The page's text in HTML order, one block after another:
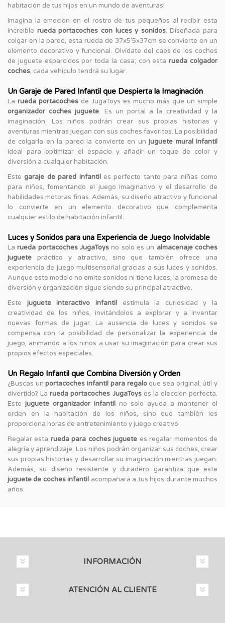
habitación de tus hijos en un mundo de aventuras!
Imagina la emoción en el rostro de tus pequeños al recibir esta
increíble rueda portacoches con luces y sonidos. Diseñada para
colgar en la pared, esta rueda de 37x5'5x37cm se convierte en un
elemento decorativo y funcional. Olvídate del caos de los coches
de juguete esparcidos por toda la casa; con estarueda colgador
coches, cada vehículo tendrá su lugar.
Un Garaje de Pared Infantil que Despierta la Imaginación
La rueda portacoches de JugaToys es mucho más que un simple
organizador coches juguete. Es un portal a la creatividad y la
imaginación. Los niños podrán crear sus propias historias y
aventuras mientras juegan con sus coches favoritos. La posibilidad
de colgarla en la pared la convierte en unjuguete mural infantil
ideal para optimizar el espacio y añadir un toque de color y
diversión a cualquier habitación.
Estegaraje de pared infantiles perfecto tanto para niñas como
para niños, fomentando el juego imaginativo y el desarrollo de
habilidades motoras finas. Además, su diseño atractivo y funcional
lo convierte en un elemento decorativo que complementa
cualquier estilo de habitación infantil.
Luces y Sonidos para una Experiencia de Juego Inolvidable
Larueda portacoches JugaToys no solo es un almacenaje coches
juguete práctico y atractivo, sino que también ofrece una
experiencia de juego multisensorial gracias a sus luces y sonidos.
Aunque este modelo no emite sonidos ni tiene luces, la promesa de
diversión y organización sigue siendo su principal atractivo.
Este juguete interactivo infantilestimula la curiosidad y la
creatividad de los niños, invitándolos a explorar y a inventar
nuevas formas de jugar. La ausencia de luces y sonidos se
compensa con la posibilidad de personalizar la experiencia de
juego, animando a los niños a usar su imaginación para crear sus
propios efectos especiales.
Un Regalo Infantil que Combina Diversión y Orden
¿Buscas unportacoches infantil para regaloque sea original, útil y
divertido? Larueda portacoches JugaToyses la elección perfecta.
Este juguete organizador infantil no solo ayuda a mantener el
orden en la habitación de los niños, sino que también les
proporciona horas de entretenimiento y juego creativo.
Regalar esta rueda para coches juguete es regalar momentos de
alegría y aprendizaje. Los niños podrán organizar sus coches, crear
sus propias historias y desarrollar su imaginación mientras juegan.
Además, su diseño resistente y duradero garantiza que este
juguete de coches infantil acompañará a tus hijos durante muchos
años.
INFORMACIÓN
ATENCIÓN AL CLIENTE